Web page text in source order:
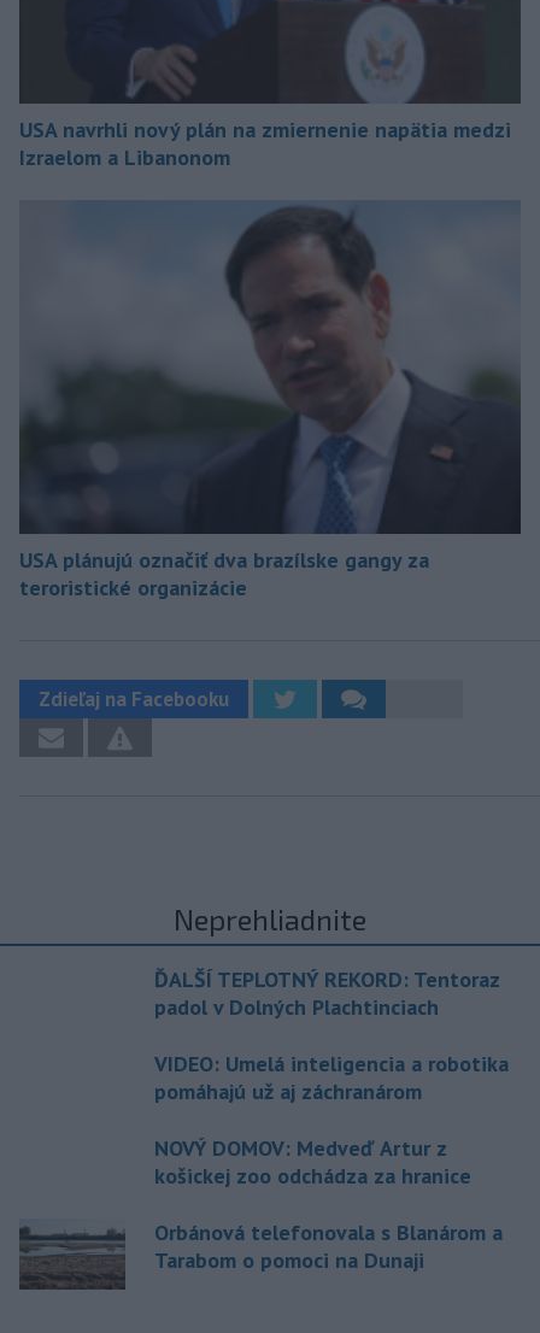
USA navrhli nový plán na zmiernenie napätia medzi
Izraelom a Libanonom
USA plánujú označiť dva brazílske gangy za
teroristické organizácie
Zdieľaj na Facebooku
Neprehliadnite
ĎALŠÍ TEPLOTNÝ REKORD: Tentoraz
padol v Dolných Plachtinciach
VIDEO: Umelá inteligencia a robotika
pomáhajú už aj záchranárom
NOVÝ DOMOV: Medveď Artur z
košickej zoo odchádza za hranice
Orbánová telefonovala s Blanárom a
Tarabom o pomoci na Dunaji